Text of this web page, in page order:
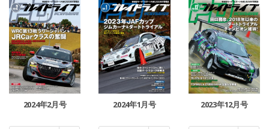
2024年2月号 2024年1月号 2023年12月号